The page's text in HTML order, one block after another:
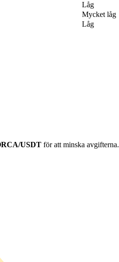
Låg
Mycket låg
Låg
USDT för att minska avgifterna.